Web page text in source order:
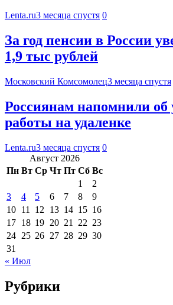
Lenta.ru3 месяца спустя 0
За год пенсии в России
1,9 тыс рублей
Московский Комсомолец3 месяца спустя
Россиянам напомнили об
работы на удаленке
Lenta.ru3 месяца спустя 0
Август 2026
Пн Вт Ср Чт Пт Сб Вс
1
2
3
4 5 6 7 8
9
10 11 12 13 14 15 16
17 18 19 20 21 22 23
24 25 26 27 28 29 30
31
« Июл
Рубрики